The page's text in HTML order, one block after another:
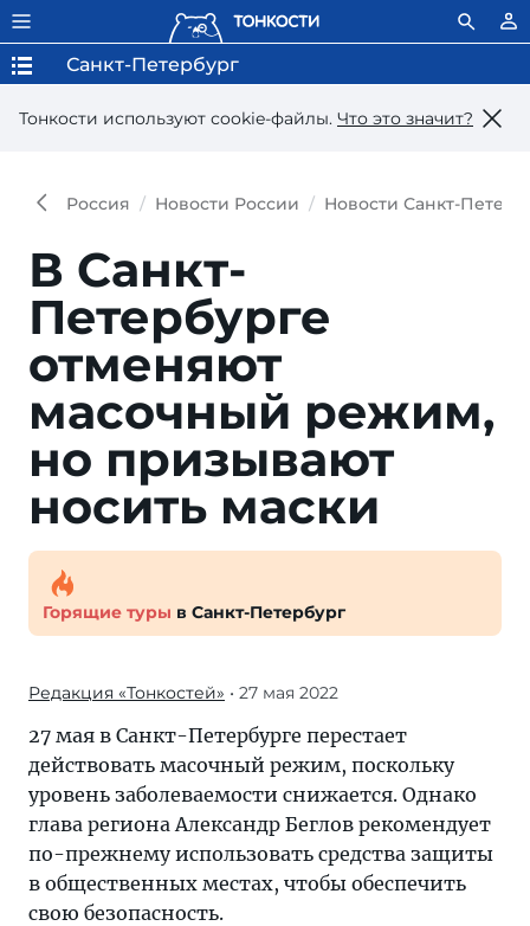
Тонкости используют сookie-файлы. Что это значит?
Санкт-Петербург
Россия Новости России Новости Санкт-
В Санкт-
Петербурге
отменяют
масочный режим,
но призывают
носить маски
Горящие туры в Санкт-Петербург
Редакция «Тонкостей» • 27 мая 2022
27 мая в Санкт-Петербурге перестает
действовать масочный режим, поскольку
уровень заболеваемости снижается. Однако
глава региона Александр Беглов рекомендует
по-прежнему использовать средства защиты
в общественных местах, чтобы обеспечить
свою безопасность.